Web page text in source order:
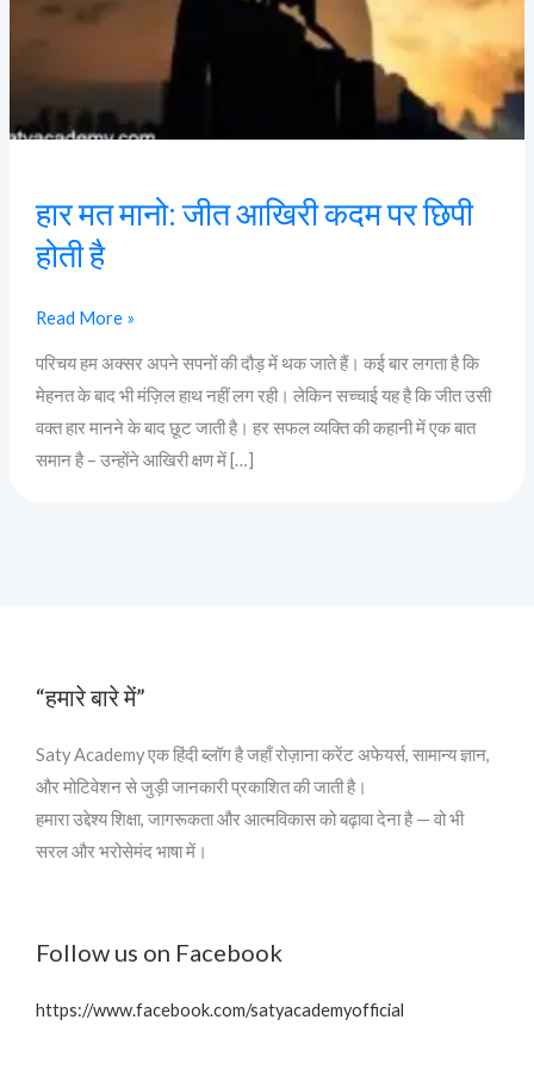
हार मत मानो: जीत आखिरी कदम पर छिपी
होती है
पर
होती
है
Read More »
परिचय हम अक्सर अपने सपनों की दौड़ में थक जाते हैं। कई बार लगता है कि
मेहनत के बाद भी मंज़िल हाथ नहीं लग रही। लेकिन सच्चाई यह है कि जीत उसी
वक्त हार मानने के बाद छूट जाती है। हर सफल व्यक्ति की कहानी में एक बात
समान है – उन्होंने आखिरी क्षण में […]
“हमारे बारे में”
Saty Academy एक हिंदी ब्लॉग है जहाँ रोज़ाना करेंट अफेयर्स, सामान्य ज्ञान,
और मोटिवेशन से जुड़ी जानकारी प्रकाशित की जाती है।
हमारा उद्देश्य शिक्षा, जागरूकता और आत्मविकास को बढ़ावा देना है — वो भी
सरल और भरोसेमंद भाषा में।
Follow us on Facebook
https://www.facebook.com/satyacademyofficial